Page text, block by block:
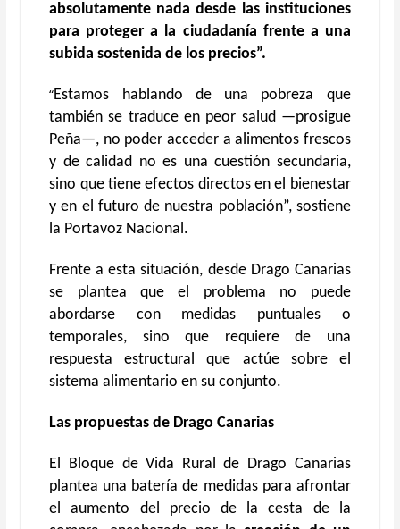
absolutamente nada desde las instituciones
para proteger a la ciudadanía frente a una
subida sostenida de los precios”.
“Estamos hablando de una pobreza que
también se traduce en peor salud —prosigue
Peña—, no poder acceder a alimentos frescos
y de calidad no es una cuestión secundaria,
sino que tiene efectos directos en el bienestar
y en el futuro de nuestra población”, sostiene
la Portavoz Nacional.
Frente a esta situación, desde Drago Canarias
se plantea que el problema no puede
abordarse con medidas puntuales o
temporales, sino que requiere de una
respuesta estructural que actúe sobre el
sistema alimentario en su conjunto.
Las propuestas de Drago Canarias
El Bloque de Vida Rural de Drago Canarias
plantea una batería de medidas para afrontar
el aumento del precio de la cesta de la